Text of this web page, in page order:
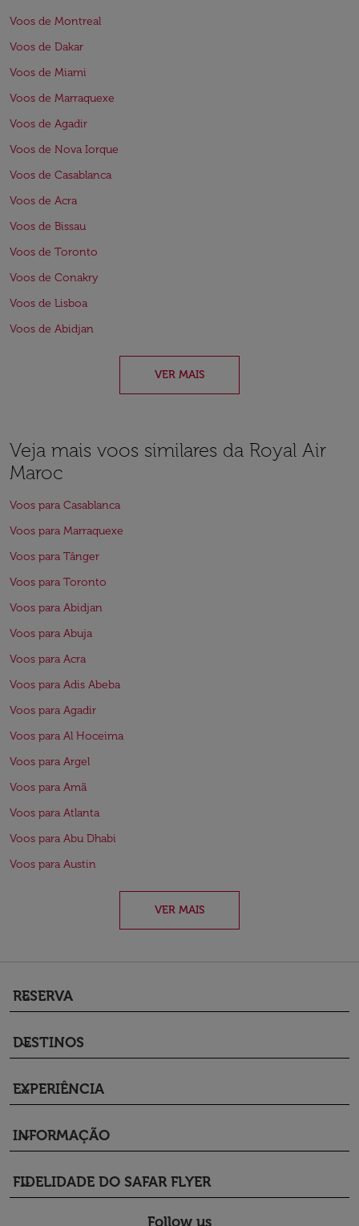
Voos de Montreal
Voos de Dakar
Voos de Miami
Voos de Marraquexe
Voos de Agadir
Voos de Nova Iorque
Voos de Casablanca
Voos de Acra
Voos de Bissau
Voos de Toronto
Voos de Conakry
Voos de Lisboa
Voos de Abidjan
VER MAIS
Veja mais voos similares da Royal Air
Maroc
Voos para Casablanca
Voos para Marraquexe
Voos para Tânger
Voos para Toronto
Voos para Abidjan
Voos para Abuja
Voos para Acra
Voos para Adis Abeba
Voos para Agadir
Voos para Al Hoceima
Voos para Argel
Voos para Amã
Voos para Atlanta
Voos para Abu Dhabi
Voos para Austin
VER MAIS
RESERVA
keyboard_arrow_down
DESTINOS
keyboard_arrow_down
EXPERIÊNCIA
keyboard_arrow_down
INFORMAÇÃO
keyboard_arrow_down
FIDELIDADE DO SAFAR FLYER
keyboard_arrow_down
Follow us